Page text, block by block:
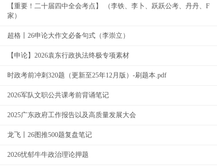
【重要！二十届四中全会考点】 （李铁、李卜、跃跃公考、丹丹、F
家）
超格丨26申论大作文必备句式（李崇立）
【申论】2026袁东行政执法终极专项素材
时政考前冲刺320题（更新至25年12月版）-刷题本.pdf
2026军队文职公共课考前背诵笔记
2025广东政府工作报告以及高质量发展大会
龙飞丨26图推500题复盘笔记
2026忧郁牛牛政治理论押题